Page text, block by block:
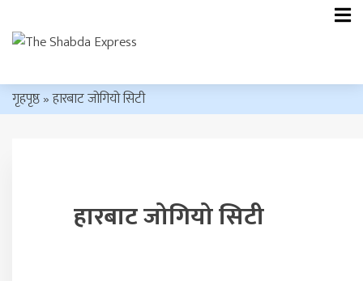
गृहपृष्ठ»हारबाट जोगियो सिटी
हारबाट जोगियो सिटी